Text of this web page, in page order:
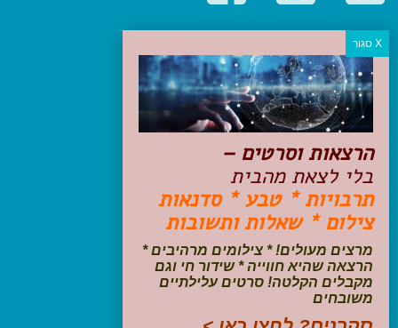
קטגוריות פופולריות
יעדים
טיולים בישראל
מלונות בוטיק בישראל
טיפים והמלצות
הכנות לנסיעה
טיולי ג'יפים
טיולים עם ילדים
שייט, הפלגות, קרוזים
עקבו אחרינו בפייסבוק
הרצאות וסרטים –
בלי לצאת מהבית
תרבויות * טבע * סדנאות
צילום * שאלות ותשובות
מרצים מעולים! * צילומים מרהיבים *
הרצאה שהיא חווייה * שידור חי וגם
מקבלים הקלטה! סרטים עלילתיים
משובחים